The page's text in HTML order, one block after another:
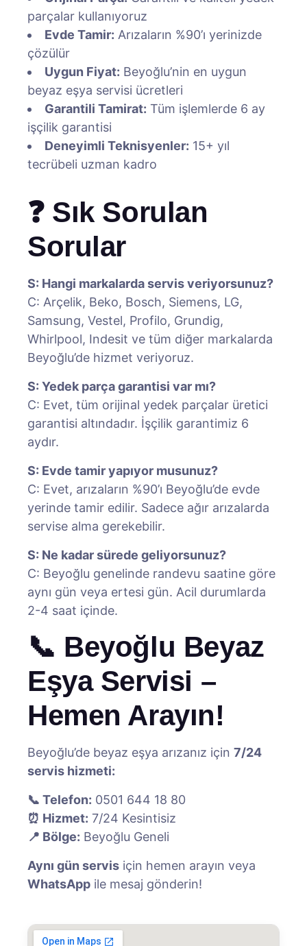
parçalar kullanıyoruz
Evde Tamir: Arızaların %90’ı yerinizde
çözülür
Uygun Fiyat: Beyoğlu’nin en uygun
beyaz eşya servisi ücretleri
Garantili Tamirat: Tüm işlemlerde 6 ay
işçilik garantisi
Deneyimli Teknisyenler: 15+ yıl
tecrübeli uzman kadro
❓ Sık Sorulan
Sorular
S: Hangi markalarda servis veriyorsunuz?
C: Arçelik, Beko, Bosch, Siemens, LG,
Samsung, Vestel, Profilo, Grundig,
Whirlpool, Indesit ve tüm diğer markalarda
Beyoğlu’de hizmet veriyoruz.
S: Yedek parça garantisi var mı?
C: Evet, tüm orijinal yedek parçalar üretici
garantisi altındadır. İşçilik garantimiz 6
aydır.
S: Evde tamir yapıyor musunuz?
C: Evet, arızaların %90’ı Beyoğlu’de evde
yerinde tamir edilir. Sadece ağır arızalarda
servise alma gerekebilir.
S: Ne kadar sürede geliyorsunuz?
C: Beyoğlu genelinde randevu saatine göre
aynı gün veya ertesi gün. Acil durumlarda
2-4 saat içinde.
📞 Beyoğlu Beyaz
Eşya Servisi –
Hemen Arayın!
Beyoğlu’de beyaz eşya arızanız için 7/24
servis hizmeti:
📞 Telefon: 0501 644 18 80
⏰ Hizmet: 7/24 Kesintisiz
📍 Bölge: Beyoğlu Geneli
Aynı gün servis için hemen arayın veya
WhatsApp ile mesaj gönderin!